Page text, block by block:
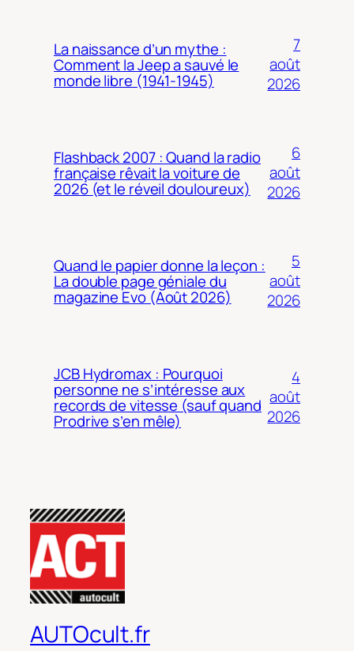
La naissance d’un mythe :
Comment la Jeep a sauvé le
monde libre (1941-1945)
7
août
2026
Flashback 2007 : Quand la radio
française rêvait la voiture de
2026 (et le réveil douloureux)
6
août
2026
Quand le papier donne la leçon :
La double page géniale du
magazine Evo (Août 2026)
5
août
2026
JCB Hydromax : Pourquoi
personne ne s’intéresse aux
records de vitesse (sauf quand
Prodrive s’en mêle)
4
août
2026
AUTOcult.fr